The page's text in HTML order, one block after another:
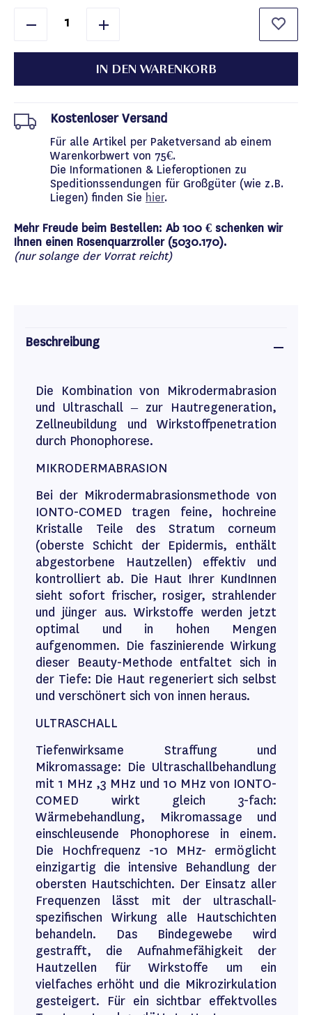
IN DEN WARENKORB
Kostenloser Versand
Für alle Artikel per Paketversand ab einem
Warenkorbwert von 75€.
Die Informationen & Lieferoptionen zu
Speditionssendungen für Großgüter (wie z.B.
Liegen) finden Sie hier.
Mehr Freude beim Bestellen: Ab 100 € schenken wir
Ihnen einen Rosenquarzroller (5030.170).
(nur solange der Vorrat reicht)
Beschreibung
Die Kombination von Mikrodermabrasion
und Ultraschall – zur Hautregeneration,
Zellneubildung und Wirkstoffpenetration
durch Phonophorese.
MIKRODERMABRASION
Bei der Mikrodermabrasionsmethode von
IONTO-COMED tragen feine, hochreine
Kristalle Teile des Stratum corneum
(oberste Schicht der Epidermis, enthält
abgestorbene Hautzellen) effektiv und
kontrolliert ab. Die Haut Ihrer KundInnen
sieht sofort frischer, rosiger, strahlender
und jünger aus. Wirkstoffe werden jetzt
optimal und in hohen Mengen
aufgenommen. Die faszinierende Wirkung
dieser Beauty-Methode entfaltet sich in
der Tiefe: Die Haut regeneriert sich selbst
und verschönert sich von innen heraus.
ULTRASCHALL
Tiefenwirksame Straffung und
Mikromassage: Die Ultraschallbehandlung
mit 1 MHz ,3 MHz und 10 MHz von IONTO-
COMED wirkt gleich 3-fach:
Wärmebehandlung, Mikromassage und
einschleusende Phonophorese in einem.
Die Hochfrequenz -10 MHz- ermöglicht
einzigartig die intensive Behandlung der
obersten Hautschichten. Der Einsatz aller
Frequenzen lässt mit der ultraschall-
spezifischen Wirkung alle Hautschichten
behandeln. Das Bindegewebe wird
gestrafft, die Aufnahmefähigkeit der
Hautzellen für Wirkstoffe um ein
vielfaches erhöht und die Mikrozirkulation
gesteigert. Für ein sichtbar effektvolles